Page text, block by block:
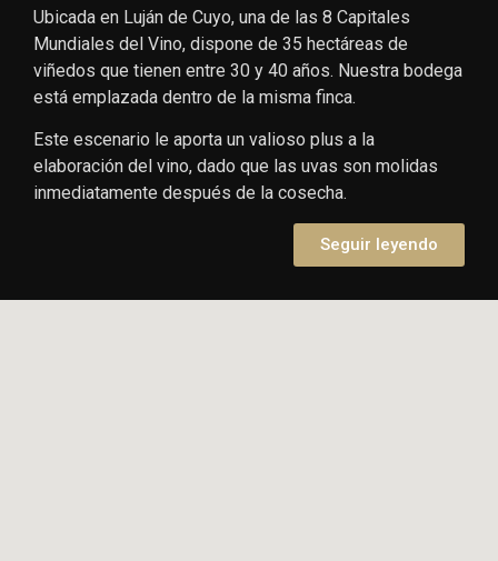
Ubicada en Luján de Cuyo, una de las 8 Capitales
Mundiales del Vino, dispone de 35 hectáreas de
viñedos que tienen entre 30 y 40 años. Nuestra bodega
está emplazada dentro de la misma finca.
Este escenario le aporta un valioso plus a la
elaboración del vino, dado que las uvas son molidas
inmediatamente después de la cosecha.
Seguir leyendo